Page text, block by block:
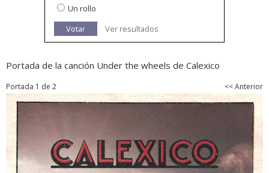
Un rollo
Votar
Ver resultados
Portada de la canción Under the wheels de Calexico
Portada 1 de 2 << Anterior